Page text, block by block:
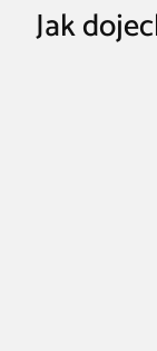
Jak